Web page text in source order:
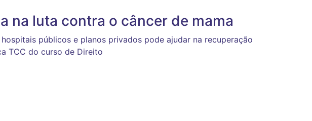
na luta contra o câncer de mama
públicos e planos privados pode ajudar na recuperação
TCC do curso de Direito